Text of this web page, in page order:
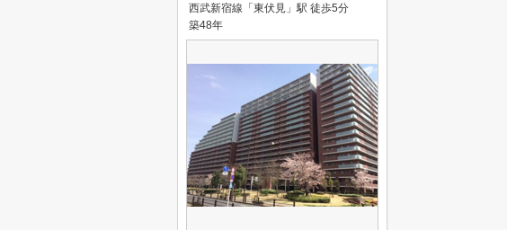
西武新宿線「東伏見」駅 徒歩5分
築48年